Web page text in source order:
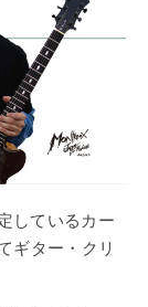
しているカー
ギター・クリ